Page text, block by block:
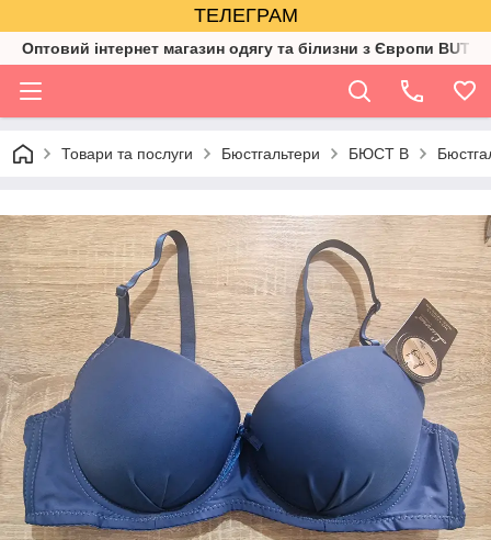
ТЕЛЕГРАМ
Оптовий інтернет магазин одягу та білизни з Європи BUTIK
Товари та послуги Бюстгальтери БЮСТ В